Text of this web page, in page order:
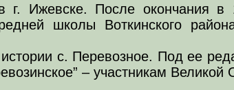
Ижевске. После окончания в
школы Воткинского
с. Перевозное. Под ее
– участникам